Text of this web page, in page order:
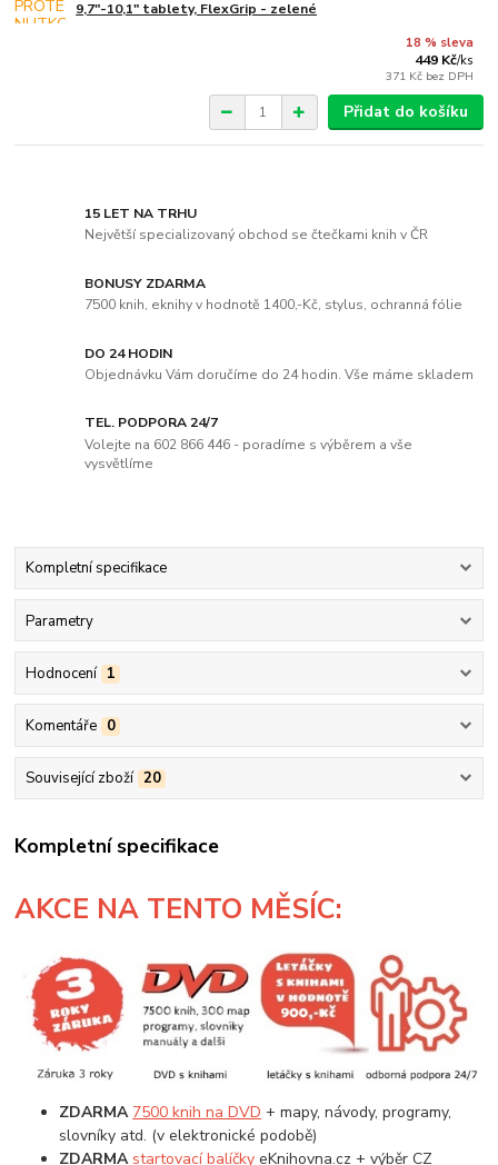
9,7"-10,1" tablety, FlexGrip - zelené
18 % sleva
449 Kč/ks
371 Kč bez DPH
Přidat do košíku
15 LET NA TRHU
Největší specializovaný obchod se čtečkami knih v ČR
BONUSY ZDARMA
7500 knih, eknihy v hodnotě 1400,-Kč, stylus, ochranná fólie
DO 24 HODIN
Objednávku Vám doručíme do 24 hodin. Vše máme skladem
TEL. PODPORA 24/7
Volejte na 602 866 446 - poradíme s výběrem a vše
vysvětlíme
Kompletní specifikace
Parametry
Hodnocení 1
Komentáře 0
Související zboží 20
Kompletní specifikace
AKCE NA TENTO MĚSÍC:
ZDARMA 7500 knih na DVD + mapy, návody, programy,
slovníky atd. (v elektronické podobě)
ZDARMA startovací balíčky eKnihovna.cz + výběr CZ